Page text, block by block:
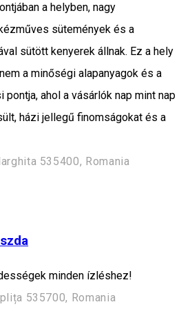
a helyben, nagy
sütemények és a
sütött kenyerek állnak. Ez a hely
a minőségi alapanyagok és a
ahol a vásárlók nap mint nap
házi jellegű finomságokat és a
535400, Romania
minden ízléshez!
535700, Romania